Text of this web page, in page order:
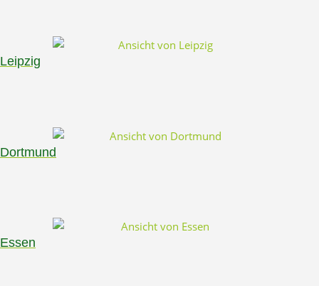
Leipzig
Dortmund
Essen